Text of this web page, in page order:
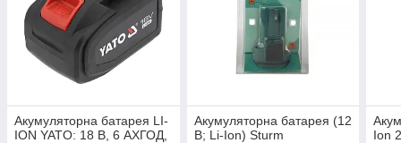
Акумуляторна батарея LI-
ION YATO: 18 В, 6 АXГОД,
Акумуляторна батарея (12
В; Li-Ion) Sturm
Ion